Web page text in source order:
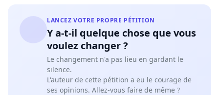
LANCEZ VOTRE PROPRE PÉTITION
Y a-t-il quelque chose que vous
voulez changer ?
Le changement n'a pas lieu en gardant le
silence.
L'auteur de cette pétition a eu le courage de
ses opinions. Allez-vous faire de même ?